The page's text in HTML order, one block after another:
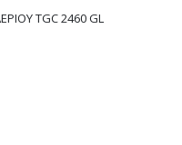
TGC 2460 GL